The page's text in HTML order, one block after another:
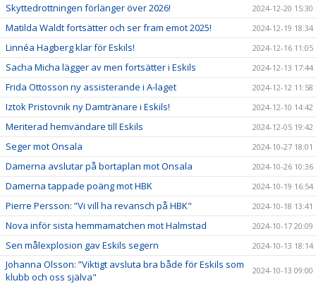
Skyttedrottningen förlänger över 2026! 2024-12-20 15:30
Matilda Waldt fortsätter och ser fram emot 2025! 2024-12-19 18:34
Linnéa Hagberg klar för Eskils! 2024-12-16 11:05
Sacha Micha lägger av men fortsätter i Eskils 2024-12-13 17:44
Frida Ottosson ny assisterande i A-laget 2024-12-12 11:58
Iztok Pristovnik ny Damtränare i Eskils! 2024-12-10 14:42
Meriterad hemvändare till Eskils 2024-12-05 19:42
Seger mot Onsala 2024-10-27 18:01
Damerna avslutar på bortaplan mot Onsala 2024-10-26 10:36
Damerna tappade poäng mot HBK 2024-10-19 16:54
Pierre Persson: ”Vi vill ha revansch på HBK" 2024-10-18 13:41
Nova inför sista hemmamatchen mot Halmstad 2024-10-17 20:09
Sen målexplosion gav Eskils segern 2024-10-13 18:14
Johanna Olsson: ”Viktigt avsluta bra både för Eskils som
klubb och oss själva"
2024-10-13 09:00